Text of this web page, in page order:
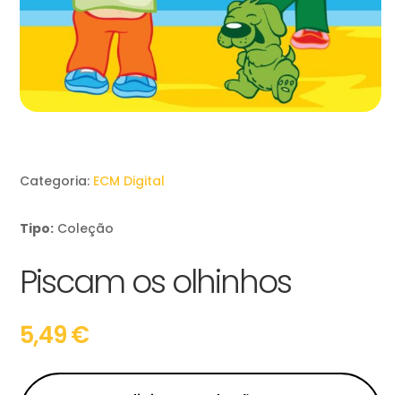
Categoria: ECM Digital
Tipo: Coleção
Piscam os olhinhos
5,49€